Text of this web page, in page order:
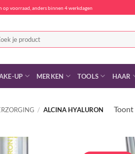
op voorraad, anders binnen 4 werkdagen
UP MERKEN TOOLS HAAR
/ ALCINA HYALURON